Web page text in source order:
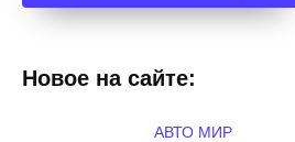
Новое на сайте:
АВТО МИР